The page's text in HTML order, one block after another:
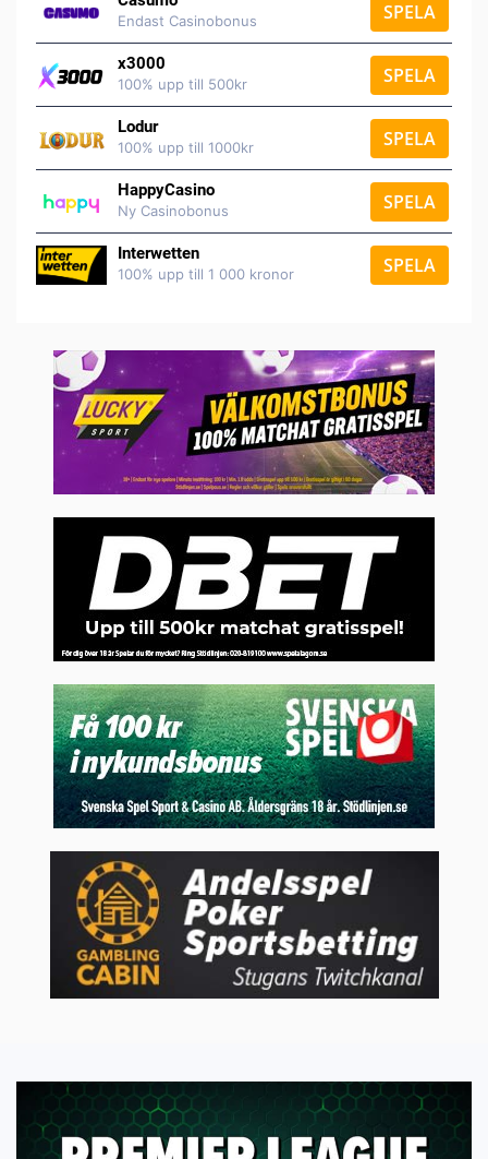
Endast Casinobonus SPELA
x3000
100% upp till 500kr SPELA
Lodur
100% upp till 1000kr SPELA
HappyCasino
Ny Casinobonus SPELA
Interwetten
100% upp till 1 000 kronor SPELA